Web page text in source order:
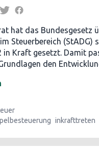
hat das Bundesgesetz
Steuerbereich (StADG)
in Kraft gesetzt. Damit
den
inkrafttreten